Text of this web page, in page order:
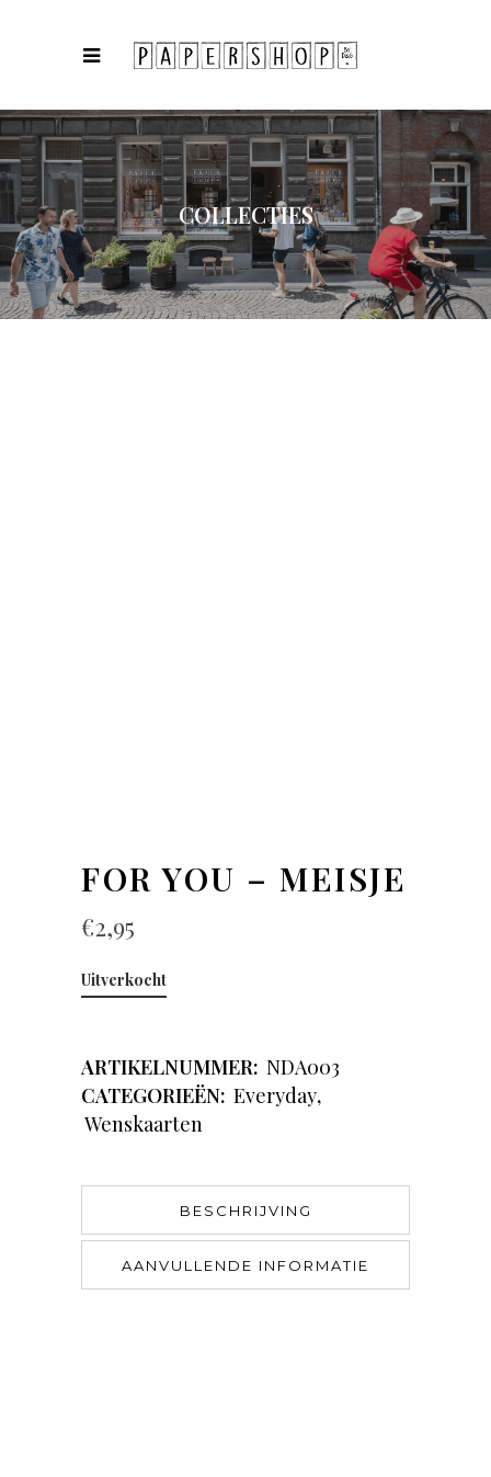
COLLECTIES
FOR YOU – MEISJE
€2,95
Uitverkocht
ARTIKELNUMMER: NDA003
CATEGORIEËN: Everyday,
Wenskaarten
BESCHRIJVING
AANVULLENDE INFORMATIE